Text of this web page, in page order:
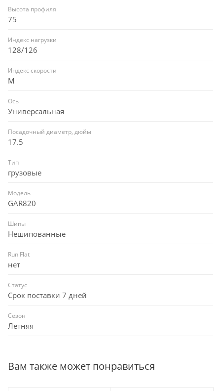
Высота профиля
75
Индекс нагрузки
128/126
Индекс скорости
M
Ось
Универсальная
Посадочный диаметр, дюйм
17.5
Тип
грузовые
Модель
GAR820
Шипы
Нешипованные
Run Flat
нет
Статус
Срок поставки 7 дней
Сезон
Летняя
Вам также может понравиться